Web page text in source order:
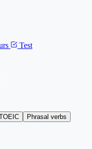
Test
Phrasal verbs